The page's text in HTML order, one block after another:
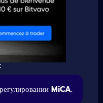
MiCA.